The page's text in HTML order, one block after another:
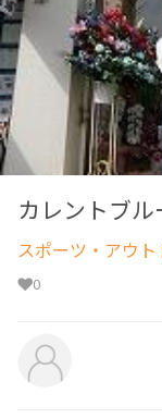
カレントブ
スポーツ・アウト
0